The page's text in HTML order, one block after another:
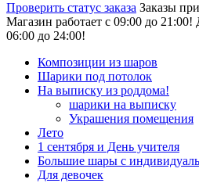
Проверить статус заказа Заказы
Магазин работает с 09:00 до 21:00!
06:00 до 24:00!
Композиции из шаров
Шарики под потолок
На выписку из роддома!
шарики на выписку
Украшения помещения
Лето
1 сентября и День учителя
Большие шары с
Для девочек